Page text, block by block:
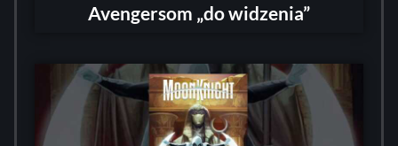
Avengersom „do widzenia”